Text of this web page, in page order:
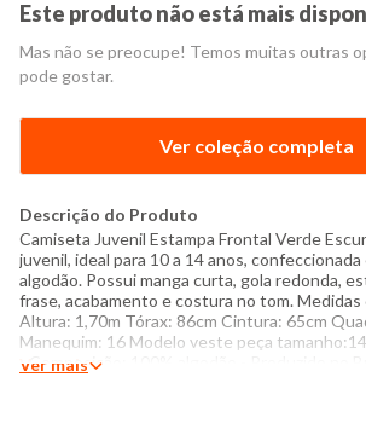
Este produto não está mais
Mas não se preocupe! Temos muitas outras
pode gostar.
Ver coleção completa
Descrição do Produto
Camiseta Juvenil Estampa Frontal Verde
juvenil, ideal para 10 a 14 anos,
algodão. Possui manga curta, gola redonda,
frase, acabamento e costura no tom. Medidas
Altura: 1,70m Tórax: 86cm Cintura: 65cm
Manequim: 16 Modelo veste peça
- Composição: 100% algodão - Produzido no
Ver mais